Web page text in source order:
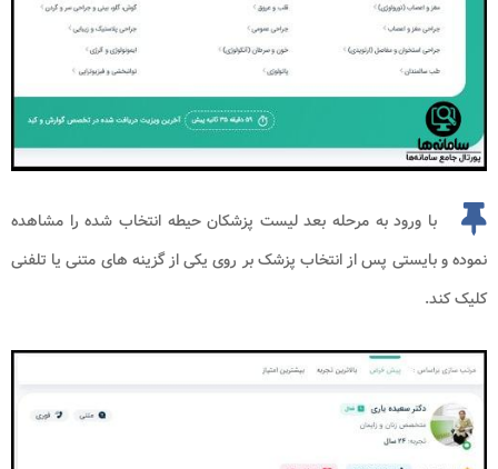
با ورود به مرحله بعد لیست پزشکان حیطه انتخاب شده را مشاهده
نموده و بایستی پس از انتخاب پزشک بر روی یکی از گزینه های متنی یا تلفنی
کلیک کند.